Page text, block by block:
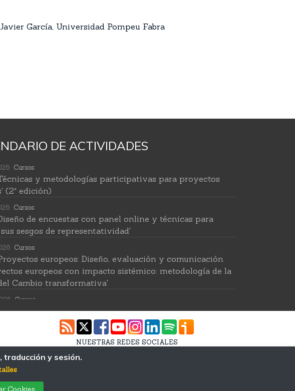
García, Universidad Pompeu Fabra
DE ACTIVIDADES
Cursos
y metodologías participativas para proyectos
(2ª edición)
Cursos
de encuestas con panel online y técnicas para
sesgos de representatividad'
Cursos
europeos: Diseño, evaluación y comunicación
europeos con impacto sistémico: metodología de la
Cambio transformativa'
Cursos
de IA para investigar en ciencias sociales'
Cursos
NUESTRAS REDES SOCIALES
Centro de Estudios Andaluces MP
y sesión.
Cookies